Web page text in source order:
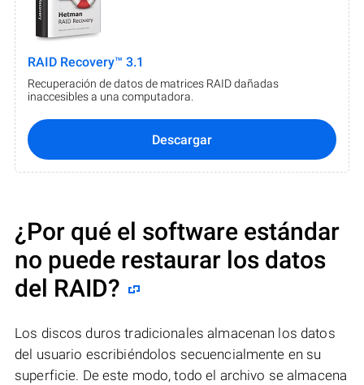
RAID Recovery™ 3.1
Recuperación de datos de matrices RAID dañadas
inaccesibles a una computadora.
Descargar
¿Por qué el software estándar
no puede restaurar los datos
del RAID?
Los discos duros tradicionales almacenan los datos
del usuario escribiéndolos secuencialmente en su
superficie. De este modo, todo el archivo se almacena